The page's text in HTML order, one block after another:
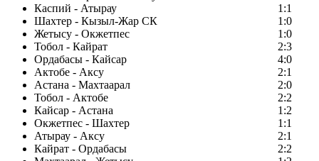
Каспий - Атырау
1:1
Шахтер - Кызыл-Жар СК
1:0
Жетысу - Окжетпес
1:0
Тобол - Кайрат
2:3
Ордабасы - Кайсар
4:0
Актобе - Аксу
2:1
Астана - Махтаарал
2:0
Тобол - Актобе
2:2
Кайсар - Астана
1:2
Окжетпес - Шахтер
1:1
Атырау - Аксу
2:1
Кайрат - Ордабасы
2:2